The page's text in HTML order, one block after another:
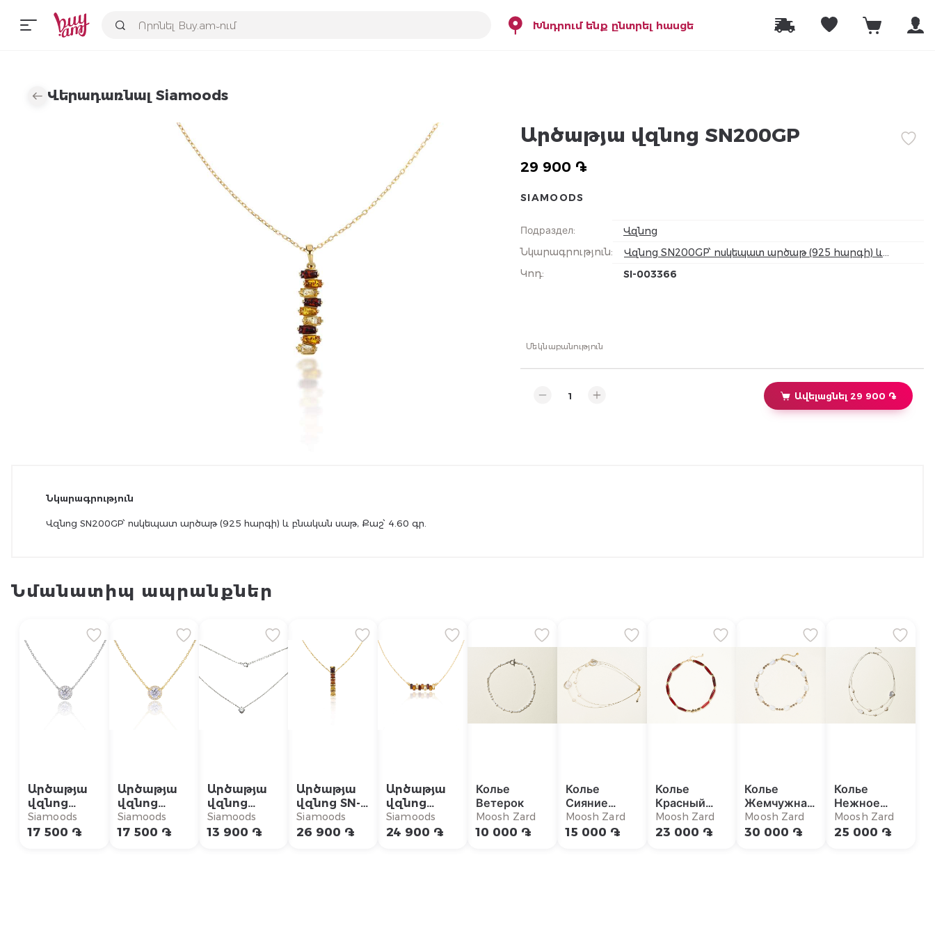
Խնդրում ենք ընտրել հասցե
Վերադառնալ Siamoods
Արծաթյա վզնոց SN200GP
29 900 ֏
SIAMOODS
Подраздел:
Վզնոց
Նկարագրություն:
Վզնոց SN200GP՝ ոսկեպատ արծաթ (925 հարգի) և
Կոդ: SI-003366
Մեկնաբանություն
Ավելացնել 29 900 ֏
Նկարագրություն
Վզնոց SN200GP՝ ոսկեպատ արծաթ (925 հարգի) և բնական սաթ, Քաշ՝ 4.60 գր.
Նմանատիպ ապրանքներ
Արծաթյա
վզնոց
SN281
Siamoods
17 500 ֏
Արծաթյա
վզնոց
SN281GP
Siamoods
17 500 ֏
Արծաթյա
վզնոց
SN229-4
Siamoods
13 900 ֏
Արծաթյա
վզնոց SN-
SP487GP
Siamoods
26 900 ֏
Արծաթյա
վզնոց
SN199GP
Siamoods
24 900 ֏
Колье
Ветерок
Moosh Zard
10 000 ֏
Колье
Сияние
Садафа
Moosh Zard
15 000 ֏
Колье
Красный
дракон
Moosh Zard
23 000 ֏
Колье
Жемчужная
роза
Moosh Zard
30 000 ֏
Колье
Нежное
сияние
Moosh Zard
25 000 ֏